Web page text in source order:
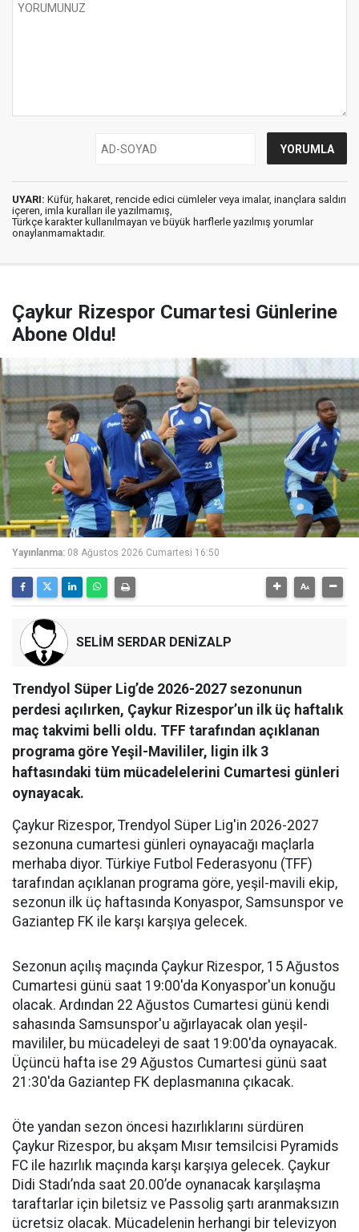
UYARI: Küfür, hakaret, rencide edici cümleler veya imalar, inançlara saldırı
içeren, imla kuralları ile yazılmamış,
Türkçe karakter kullanılmayan ve büyük harflerle yazılmış yorumlar
onaylanmamaktadır.
Çaykur Rizespor Cumartesi Günlerine
Abone Oldu!
Yayınlanma: 08 Ağustos 2026 Cumartesi 16:50
SELİM SERDAR DENİZALP
Trendyol Süper Lig’de 2026-2027 sezonunun
perdesi açılırken, Çaykur Rizespor’un ilk üç haftalık
maç takvimi belli oldu. TFF tarafından açıklanan
programa göre Yeşil-Mavililer, ligin ilk 3
haftasındaki tüm mücadelelerini Cumartesi günleri
oynayacak.
Çaykur Rizespor, Trendyol Süper Lig'in 2026-2027
sezonuna cumartesi günleri oynayacağı maçlarla
merhaba diyor. Türkiye Futbol Federasyonu (TFF)
tarafından açıklanan programa göre, yeşil-mavili ekip,
sezonun ilk üç haftasında Konyaspor, Samsunspor ve
Gaziantep FK ile karşı karşıya gelecek.
Sezonun açılış maçında Çaykur Rizespor, 15 Ağustos
Cumartesi günü saat 19:00'da Konyaspor'un konuğu
olacak. Ardından 22 Ağustos Cumartesi günü kendi
sahasında Samsunspor'u ağırlayacak olan yeşil-
mavililer, bu mücadeleyi de saat 19:00'da oynayacak.
Üçüncü hafta ise 29 Ağustos Cumartesi günü saat
21:30'da Gaziantep FK deplasmanına çıkacak.
Öte yandan sezon öncesi hazırlıklarını sürdüren
Çaykur Rizespor, bu akşam Mısır temsilcisi Pyramids
FC ile hazırlık maçında karşı karşıya gelecek. Çaykur
Didi Stadı’nda saat 20.00’de oynanacak karşılaşma
taraftarlar için biletsiz ve Passolig şartı aranmaksızın
ücretsiz olacak. Mücadelenin herhangi bir televizyon